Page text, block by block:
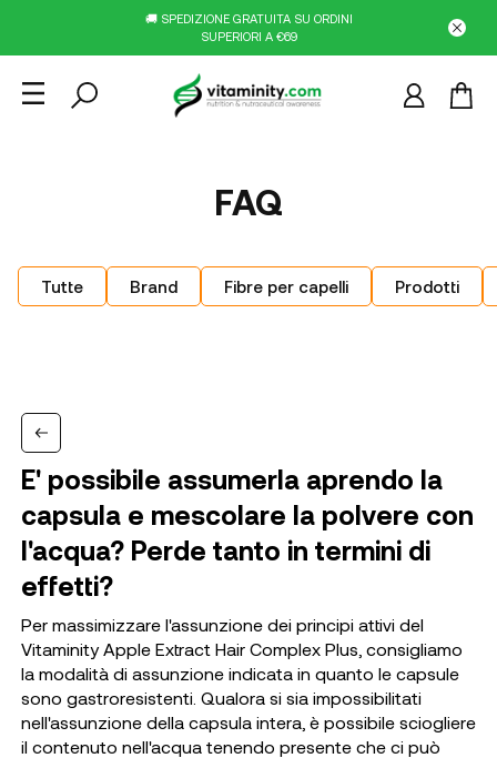
🚚 SPEDIZIONE GRATUITA SU ORDINI
SUPERIORI A €69
FAQ
Tutte Brand Fibre per capelli Prodotti
E' possibile assumerla aprendo la
capsula e mescolare la polvere con
l'acqua? Perde tanto in termini di
effetti?
Per massimizzare l'assunzione dei principi attivi del
Vitaminity Apple Extract Hair Complex Plus, consigliamo
la modalità di assunzione indicata in quanto le capsule
sono gastroresistenti. Qualora si sia impossibilitati
nell'assunzione della capsula intera, è possibile sciogliere
il contenuto nell'acqua tenendo presente che ci può